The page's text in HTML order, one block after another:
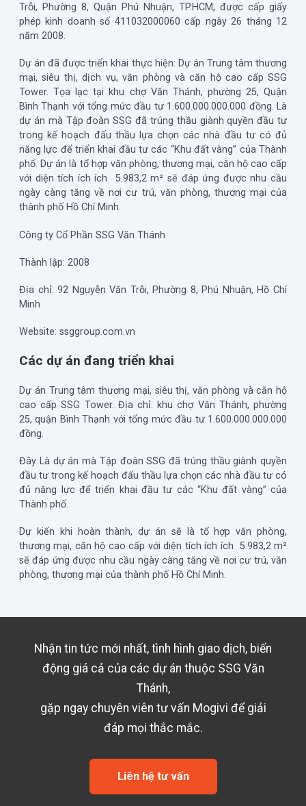
Trỗi, Phường 8, Quận Phú Nhuận, TP.HCM, được cấp giấy
phép kinh doanh số 411032000060 cấp ngày 26 tháng 12
năm 2008.
Dự án đã được triển khai thực hiện: Dự án Trung tâm thương
mại, siêu thị, dịch vụ, văn phòng và căn hộ cao cấp SSG
Tower. Tọa lạc tại khu chợ Văn Thánh, phường 25, Quận
Bình Thạnh với tổng mức đầu tư 1.600.000.000.000 đồng. Là
dự án mà Tập đoàn SSG đã trúng thầu giành quyền đầu tư
trong kế hoạch đấu thầu lựa chọn các nhà đầu tư có đủ
năng lực để triển khai đầu tư các “Khu đất vàng” của Thành
phố. Dự án là tổ hợp văn phòng, thương mại, căn hộ cao cấp
với diện tích ích ích 5.983,2 m² sẽ đáp ứng được nhu cầu
ngày càng tăng về nơi cư trú, văn phòng, thương mại của
thành phố Hồ Chí Minh.
Công ty Cổ Phần SSG Văn Thánh
Thành lập: 2008
Địa chỉ: 92 Nguyễn Văn Trỗi, Phường 8, Phú Nhuận, Hồ Chí
Minh
Website: ssggroup.com.vn
Các dự án đang triển khai
Dự án Trung tâm thương mại, siêu thị, văn phòng và căn hộ
cao cấp SSG Tower. Địa chỉ: khu chợ Văn Thánh, phường
25, quận Bình Thạnh với tổng mức đầu tư 1.600.000.000.000
đồng.
Đây Là dự án mà Tập đoàn SSG đã trúng thầu giành quyền
đầu tư trong kế hoạch đấu thầu lựa chọn các nhà đầu tư có
đủ năng lực để triển khai đầu tư các “Khu đất vàng” của
Thành phố.
Dự kiến khi hoàn thành, dự án sẽ là tổ hợp văn phòng,
thương mại, căn hộ cao cấp với diện tích ích ích 5.983,2 m²
sẽ đáp ứng được nhu cầu ngày càng tăng về nơi cư trú, văn
phòng, thương mại của thành phố Hồ Chí Minh.
Nhận tin tức mới nhất, tình hình giao dịch, biến
động giá cả của các dự án thuộc SSG Văn
Thánh,
gặp ngay chuyên viên tư vấn Mogivi để giải
đáp mọi thắc mắc.
Liên hệ tư vấn